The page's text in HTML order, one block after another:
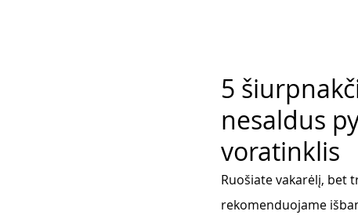
5
nesaldus
voratinklis
Ruošiate vakarėlį, bet
rekomenduojame